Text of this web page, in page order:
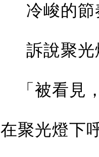
冷峻的
訴說聚
「被看見
聚光燈下